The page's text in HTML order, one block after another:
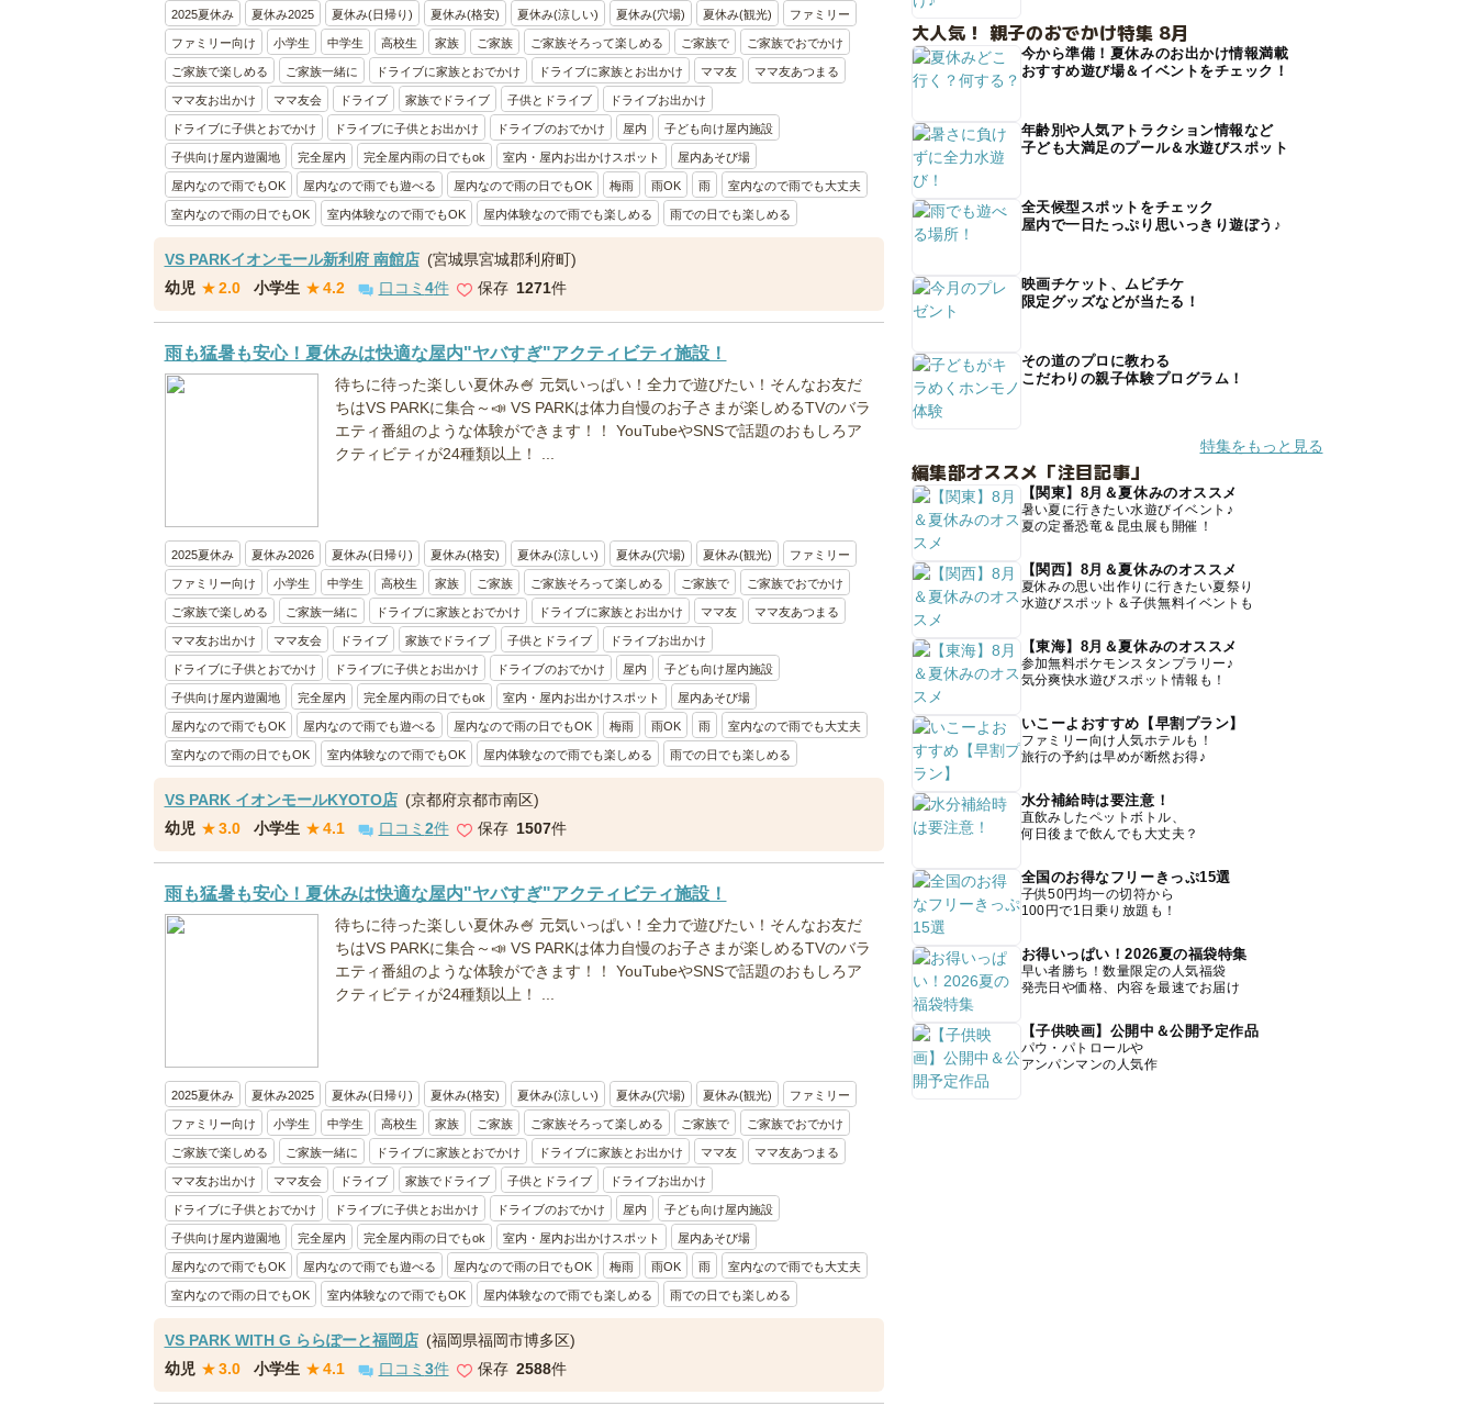
2025夏休み 夏休み2025 夏休み(日帰り) 夏休み(格安) 夏休み(涼しい) 夏休み(穴場) 夏休み(観光) ファミリー
ファミリー向け 小学生 中学生 高校生 家族 ご家族 ご家族そろって楽しめる ご家族で ご家族でおでかけ
ご家族で楽しめる ご家族一緒に ドライブに家族とおでかけ ドライブに家族とお出かけ ママ友 ママ友あつまる
ママ友お出かけ ママ友会 ドライブ 家族でドライブ 子供とドライブ ドライブお出かけ
ドライブに子供とおでかけ ドライブに子供とお出かけ ドライブのおでかけ 屋内 子ども向け屋内施設
子供向け屋内遊園地 完全屋内 完全屋内雨の日でもok 室内・屋内お出かけスポット 屋内あそび場
屋内なので雨でもOK 屋内なので雨でも遊べる 屋内なので雨の日でもOK 梅雨 雨OK 雨 室内なので雨でも大丈夫
室内なので雨の日でもOK 室内体験なので雨でもOK 屋内体験なので雨でも楽しめる 雨での日でも楽しめる
VS PARKイオンモール新利府 南館店 (宮城県宮城郡利府町)
幼児 ★2.0 小学生 ★4.2 口コミ 4件 保存 1271件
雨も猛暑も安心！夏休みは快適な屋内"ヤバすぎ"アクティビティ施設！
待ちに待った楽しい夏休み🍧 元気いっぱい！全力で遊びたい！そんなお友だ
ちはVS PARKに集合～📣 VS PARKは体力自慢のお子さまが楽しめるTVのバラ
エティ番組のような体験ができます！！ YouTubeやSNSで話題のおもしろア
クティビティが24種類以上！ ...
2025夏休み 夏休み2026 夏休み(日帰り) 夏休み(格安) 夏休み(涼しい) 夏休み(穴場) 夏休み(観光) ファミリー
ファミリー向け 小学生 中学生 高校生 家族 ご家族 ご家族そろって楽しめる ご家族で ご家族でおでかけ
ご家族で楽しめる ご家族一緒に ドライブに家族とおでかけ ドライブに家族とお出かけ ママ友 ママ友あつまる
ママ友お出かけ ママ友会 ドライブ 家族でドライブ 子供とドライブ ドライブお出かけ
ドライブに子供とおでかけ ドライブに子供とお出かけ ドライブのおでかけ 屋内 子ども向け屋内施設
子供向け屋内遊園地 完全屋内 完全屋内雨の日でもok 室内・屋内お出かけスポット 屋内あそび場
屋内なので雨でもOK 屋内なので雨でも遊べる 屋内なので雨の日でもOK 梅雨 雨OK 雨 室内なので雨でも大丈夫
室内なので雨の日でもOK 室内体験なので雨でもOK 屋内体験なので雨でも楽しめる 雨での日でも楽しめる
VS PARK イオンモールKYOTO店 (京都府京都市南区)
幼児 ★3.0 小学生 ★4.1 口コミ 2件 保存 1507件
雨も猛暑も安心！夏休みは快適な屋内"ヤバすぎ"アクティビティ施設！
待ちに待った楽しい夏休み🍧 元気いっぱい！全力で遊びたい！そんなお友だ
ちはVS PARKに集合～📣 VS PARKは体力自慢のお子さまが楽しめるTVのバラ
エティ番組のような体験ができます！！ YouTubeやSNSで話題のおもしろア
クティビティが24種類以上！ ...
2025夏休み 夏休み2025 夏休み(日帰り) 夏休み(格安) 夏休み(涼しい) 夏休み(穴場) 夏休み(観光) ファミリー
ファミリー向け 小学生 中学生 高校生 家族 ご家族 ご家族そろって楽しめる ご家族で ご家族でおでかけ
ご家族で楽しめる ご家族一緒に ドライブに家族とおでかけ ドライブに家族とお出かけ ママ友 ママ友あつまる
ママ友お出かけ ママ友会 ドライブ 家族でドライブ 子供とドライブ ドライブお出かけ
ドライブに子供とおでかけ ドライブに子供とお出かけ ドライブのおでかけ 屋内 子ども向け屋内施設
子供向け屋内遊園地 完全屋内 完全屋内雨の日でもok 室内・屋内お出かけスポット 屋内あそび場
屋内なので雨でもOK 屋内なので雨でも遊べる 屋内なので雨の日でもOK 梅雨 雨OK 雨 室内なので雨でも大丈夫
室内なので雨の日でもOK 室内体験なので雨でもOK 屋内体験なので雨でも楽しめる 雨での日でも楽しめる
VS PARK WITH G ららぽーと福岡店 (福岡県福岡市博多区)
幼児 ★3.0 小学生 ★4.1 口コミ 3件 保存 2588件
大人気！ 親子のおでかけ特集 8月
今から準備！夏休みのお出かけ情報満載
おすすめ遊び場＆イベントをチェック！
年齢別や人気アトラクション情報など
子ども大満足のプール＆水遊びスポット
全天候型スポットをチェック
屋内で一日たっぷり思いっきり遊ぼう♪
映画チケット、ムビチケ
限定グッズなどが当たる！
その道のプロに教わる
こだわりの親子体験プログラム！
特集をもっと見る
編集部オススメ「注目記事」
【関東】8月＆夏休みのオススメ
暑い夏に行きたい水遊びイベント♪
夏の定番恐竜＆昆虫展も開催！
【関西】8月＆夏休みのオススメ
夏休みの思い出作りに行きたい夏祭り
水遊びスポット＆子供無料イベントも
【東海】8月＆夏休みのオススメ
参加無料ポケモンスタンプラリー♪
気分爽快水遊びスポット情報も！
いこーよおすすめ【早割プラン】
ファミリー向け人気ホテルも！
旅行の予約は早めが断然お得♪
水分補給時は要注意！
直飲みしたペットボトル、
何日後まで飲んでも大丈夫？
全国のお得なフリーきっぷ15選
子供50円均一の切符から
100円で1日乗り放題も！
お得いっぱい！2026夏の福袋特集
早い者勝ち！数量限定の人気福袋
発売日や価格、内容を最速でお届け
【子供映画】公開中＆公開予定作品
パウ・パトロールや
アンパンマンの人気作